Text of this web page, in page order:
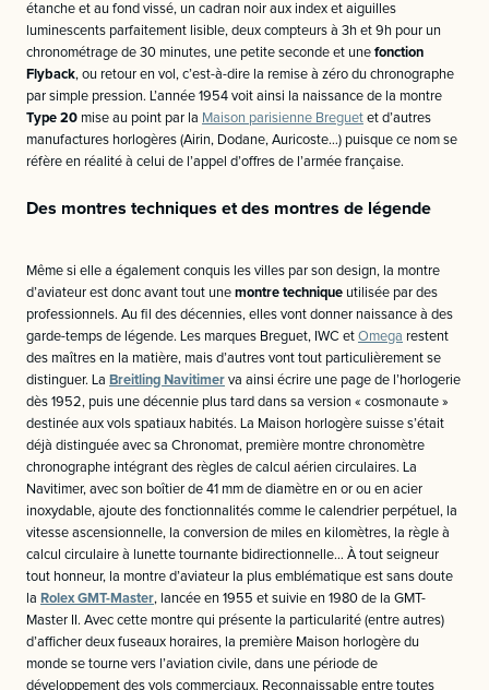
étanche et au fond vissé, un cadran noir aux index et aiguilles
luminescents parfaitement lisible, deux compteurs à 3h et 9h pour un
chronométrage de 30 minutes, une petite seconde et une fonction
Flyback, ou retour en vol, c’est-à-dire la remise à zéro du chronographe
par simple pression. L’année 1954 voit ainsi la naissance de la montre
Type 20 mise au point par la Maison parisienne Breguet et d’autres
manufactures horlogères (Airin, Dodane, Auricoste…) puisque ce nom se
réfère en réalité à celui de l’appel d’offres de l’armée française.
Des montres techniques et des montres de légende
Même si elle a également conquis les villes par son design, la montre
d’aviateur est donc avant tout une montre technique utilisée par des
professionnels. Au fil des décennies, elles vont donner naissance à des
garde-temps de légende. Les marques Breguet, IWC et Omega restent
des maîtres en la matière, mais d’autres vont tout particulièrement se
distinguer. La Breitling Navitimer va ainsi écrire une page de l’horlogerie
dès 1952, puis une décennie plus tard dans sa version « cosmonaute »
destinée aux vols spatiaux habités. La Maison horlogère suisse s’était
déjà distinguée avec sa Chronomat, première montre chronomètre
chronographe intégrant des règles de calcul aérien circulaires. La
Navitimer, avec son boîtier de 41 mm de diamètre en or ou en acier
inoxydable, ajoute des fonctionnalités comme le calendrier perpétuel, la
vitesse ascensionnelle, la conversion de miles en kilomètres, la règle à
calcul circulaire à lunette tournante bidirectionnelle… À tout seigneur
tout honneur, la montre d’aviateur la plus emblématique est sans doute
la Rolex GMT-Master, lancée en 1955 et suivie en 1980 de la GMT-
Master II. Avec cette montre qui présente la particularité (entre autres)
d’afficher deux fuseaux horaires, la première Maison horlogère du
monde se tourne vers l’aviation civile, dans une période de
développement des vols commerciaux. Reconnaissable entre toutes